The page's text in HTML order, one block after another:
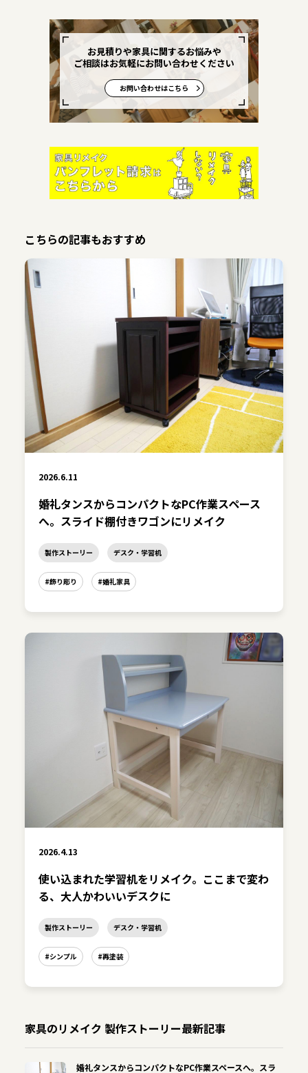
お見積りや家具に関するお悩みや
ご相談はお気軽にお問い合わせください
お問い合わせはこちら
こちらの記事もおすすめ
2026.6.11
婚礼タンスからコンパクトなPC作業スペース
へ。スライド棚付きワゴンにリメイク
製作ストーリー デスク・学習机
#飾り彫り #婚礼家具
2026.4.13
使い込まれた学習机をリメイク。ここまで変わ
る、大人かわいいデスクに
製作ストーリー デスク・学習机
#シンプル #再塗装
家具のリメイク 製作ストーリー最新記事
婚礼タンスからコンパクトなPC作業スペースへ。スラ